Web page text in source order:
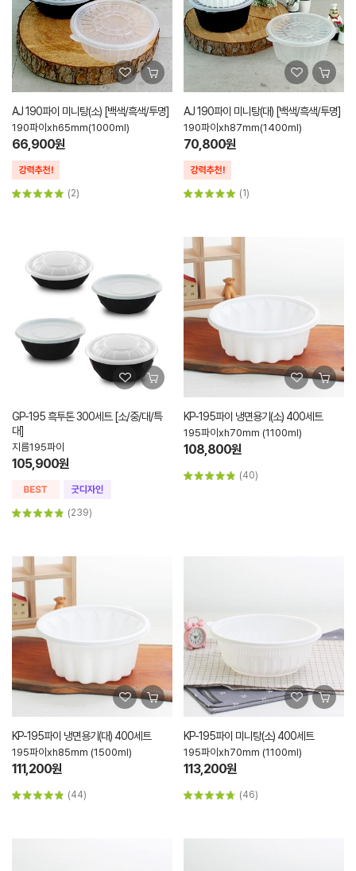
AJ 190파이 미니탕(소) [백색/흑색/투명]
190파이xh65mm(1000ml)
66,900원
(2)
AJ 190파이 미니탕(대) [백색/흑색/투명]
190파이xh87mm(1400ml)
70,800원
(1)
GP-195 흑투톤 300세트 [소/중/대/특
대]
지름195파이
105,900원
(239)
KP-195파이 냉면용기(소) 400세트
195파이xh70mm (1100ml)
108,800원
(40)
KP-195파이 냉면용기(대) 400세트
195파이xh85mm (1500ml)
111,200원
(44)
KP-195파이 미니탕(소) 400세트
195파이xh70mm (1100ml)
113,200원
(46)